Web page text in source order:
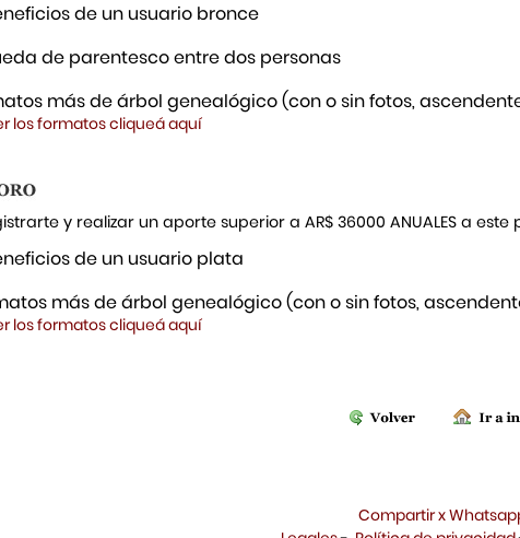
de un usuario bronce
de parentesco entre dos personas
más de árbol genealógico (con o sin fotos,
los formatos cliqueá aquí
y realizar un aporte superior a AR$ 36000 ANUALES a
de un usuario plata
más de árbol genealógico (con o sin fotos,
los formatos cliqueá aquí
Compartir x